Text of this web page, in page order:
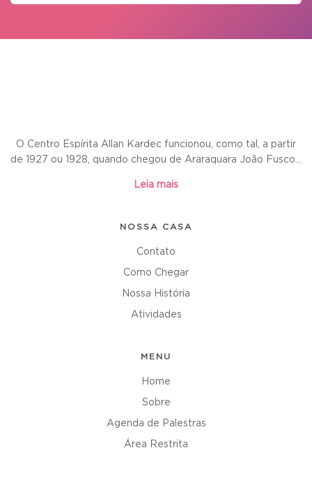
O Centro Espírita Allan Kardec funcionou, como tal, a partir
de 1927 ou 1928, quando chegou de Araraquara João Fusco...
Leia mais
NOSSA CASA
Contato
Como Chegar
Nossa História
Atividades
MENU
Home
Sobre
Agenda de Palestras
Área Restrita